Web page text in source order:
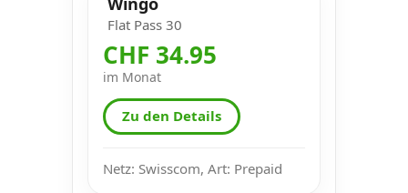
Flat Pass 30
CHF 34.95
im Monat
Zu den Details
Netz: Swisscom, Art: Prepaid